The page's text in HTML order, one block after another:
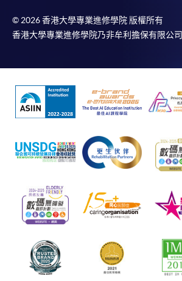
© 2026 香港大學專業進修學院 版權所有
香港大學專業進修學院乃非牟利擔保有限公司